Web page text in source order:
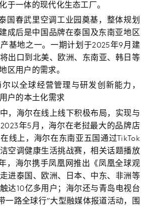
于一体的现代化生态工厂。
国春武里空调工业园奠基，整体规划
成后是中国品牌在泰国及东南亚地区
基地之一。一期计划于2025年9月建
出口到北美、欧洲、东南亚、韩日等
区用户的需求。
以全球经营管理与研发创新能力，
户的本土化需求
，海尔在线上线下积极布局，实现与
年5月，海尔在老挝最大的品牌店
线上，海尔在东南亚五国通过TikTok
空调健康生活挑战赛，相关话题播放
，海尔携手凤凰网推出《凤凰全球观
进泰国、欧洲、日本、中东、非洲等
达10亿多用户；海尔还与青岛电视台
一路全球行”大型融媒体报道活动，围